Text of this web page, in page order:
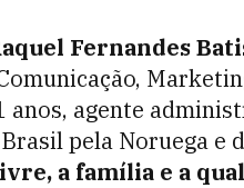
Fernandes
anos, agente
pela Noruega
a família e a